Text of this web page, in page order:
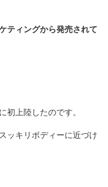
ティングから発売されて
初上陸したのです。
ッキリボディーに近づけ